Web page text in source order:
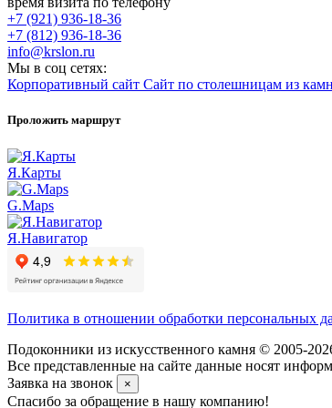
+7 (921) 936-18-36
+7 (812) 936-18-36
info@krslon.ru
Мы в соц сетях:
Корпоративный сайт Сайт по столешницам из
Проложить маршрут
Я.Карты
G.Maps
Я.Навигатор
Политика в отношении обработки персональных
Подоконники из искусственного камня © 2005-
Все представленные на сайте данные носят
Заявка на звонок
×
Спасибо за обращение в нашу компанию!